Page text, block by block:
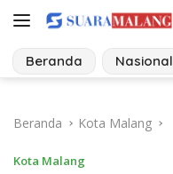
Langsung
konten
Beranda Nasional
Beranda Kota Malang
Kota Malang